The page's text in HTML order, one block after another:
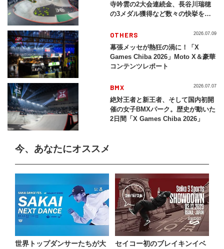
寺吟雲の2大会連続金、長谷川瑞穂
の3メダル獲得など数々の快挙をプ
2026」
OTHERS
幕張メッセが熱狂の渦に！「X
Games Chiba 2026」Moto X＆豪華
コンテンツレポート
2026.07.09
BMX
絶対王者と新王者、そして国内初開
催の女子BMXパーク。歴史が動いた
2日間「X Games Chiba 2026」
2026.07.07
今、あなたにオススメ
世界トップダンサーたちが大
セイコー初のブレイキンイベ